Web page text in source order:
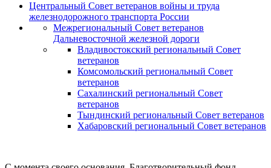
Центральный Совет ветеранов войны и труда
железнодорожного транспорта России
Межрегиональный Совет ветеранов
Дальневосточной железной дороги
Владивостокский региональный Совет
ветеранов
Комсомольский региональный Совет
ветеранов
Сахалинский региональный Совет
ветеранов
Тындинский региональный Совет ветеранов
Хабаровский региональный Совет ветеранов